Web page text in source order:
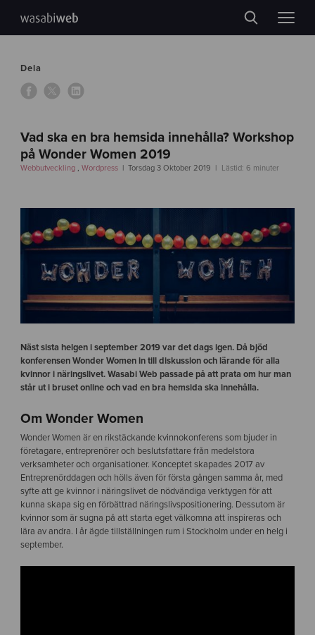
Dela
Vad ska en bra hemsida innehålla? Workshop
på Wonder Women 2019
Webbutveckling Wordpress Torsdag 3 Oktober 2019 Lästid: 6 minuter
Näst sista helgen i september 2019 var det dags igen. Då bjöd
konferensen Wonder Women in till diskussion och lärande för alla
kvinnor i näringslivet. Wasabi Web passade på att prata om hur man
står ut i bruset online och vad en bra hemsida ska innehålla.
Om Wonder Women
Wonder Women är en rikstäckande kvinnokonferens som bjuder in
företagare, entreprenörer och beslutsfattare från medelstora
verksamheter och organisationer. Konceptet skapades 2017 av
Entreprenörddagen och hölls även för första gången samma år, med
syfte att ge kvinnor i näringslivet de nödvändiga verktygen för att
kunna skapa sig en förbättrad näringslivspositionering. Dessutom är
kvinnor som är sugna på att starta eget välkomna att inspireras och
lära av andra. I år ägde tillställningen rum i Stockholm under en helg i
september.